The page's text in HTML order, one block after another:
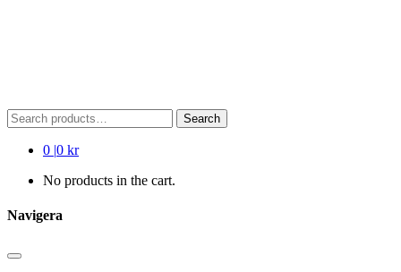
Search
for:
Search
0 |0 kr
No products in the cart.
Navigera